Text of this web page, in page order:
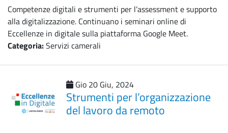
Competenze digitali e strumenti per l’assessment e supporto
alla digitalizzazione. Continuano i seminari online di
Eccellenze in digitale sulla piattaforma Google Meet.
Categoria:Servizi camerali
Gio 20 Giu, 2024
Strumenti per l’organizzazione
del lavoro da remoto